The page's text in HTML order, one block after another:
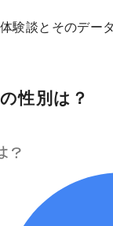
験談とそのデー
性別は？